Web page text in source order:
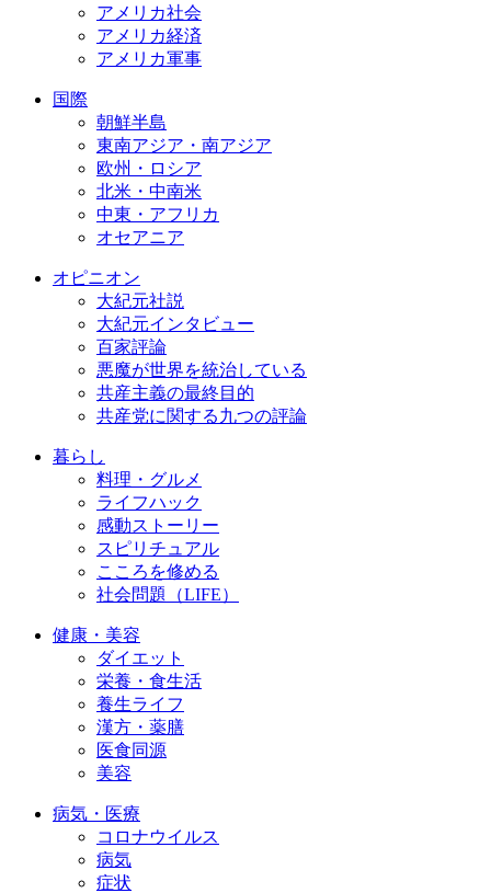
アメリカ社会
アメリカ経済
アメリカ軍事
国際
朝鮮半島
東南アジア・南アジア
欧州・ロシア
北米・中南米
中東・アフリカ
オセアニア
オピニオン
大紀元社説
大紀元インタビュー
百家評論
悪魔が世界を統治している
共産主義の最終目的
共産党に関する九つの評論
暮らし
料理・グルメ
ライフハック
感動ストーリー
スピリチュアル
こころを修める
社会問題（LIFE）
健康・美容
ダイエット
栄養・食生活
養生ライフ
漢方・薬膳
医食同源
美容
病気・医療
コロナウイルス
病気
症状